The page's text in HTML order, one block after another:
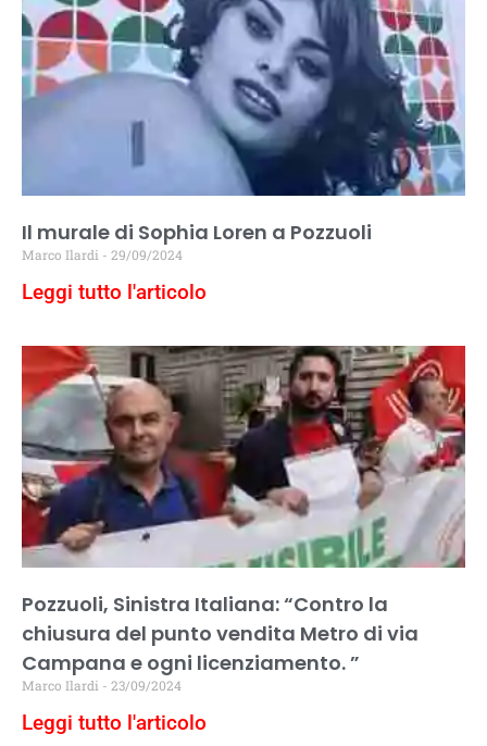
Il murale di Sophia Loren a Pozzuoli
Marco Ilardi 29/09/2024
Leggi tutto l'articolo
Pozzuoli, Sinistra Italiana: “Contro la
chiusura del punto vendita Metro di via
Campana e ogni licenziamento. ”
Marco Ilardi 23/09/2024
Leggi tutto l'articolo